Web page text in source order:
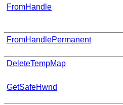
FromHandle
FromHandlePermanent
DeleteTempMap
GetSafeHwnd